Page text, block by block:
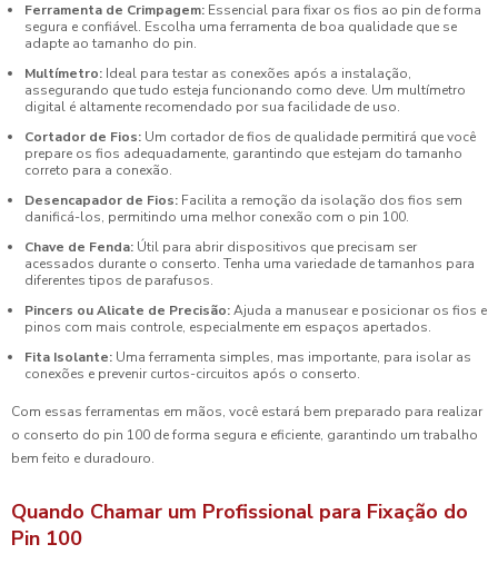
Ferramenta de Crimpagem: Essencial para fixar os fios ao pin de forma
segura e confiável. Escolha uma ferramenta de boa qualidade que se
adapte ao tamanho do pin.
Multímetro: Ideal para testar as conexões após a instalação,
assegurando que tudo esteja funcionando como deve. Um multímetro
digital é altamente recomendado por sua facilidade de uso.
Cortador de Fios: Um cortador de fios de qualidade permitirá que você
prepare os fios adequadamente, garantindo que estejam do tamanho
correto para a conexão.
Desencapador de Fios: Facilita a remoção da isolação dos fios sem
danificá-los, permitindo uma melhor conexão com o pin 100.
Chave de Fenda: Útil para abrir dispositivos que precisam ser
acessados durante o conserto. Tenha uma variedade de tamanhos para
diferentes tipos de parafusos.
Pincers ou Alicate de Precisão:Ajuda a manusear e posicionar os fios e
pinos com mais controle, especialmente em espaços apertados.
Fita Isolante: Uma ferramenta simples, mas importante, para isolar as
conexões e prevenir curtos-circuitos após o conserto.
Com essas ferramentas em mãos, você estará bem preparado para realizar
o conserto do pin 100 de forma segura e eficiente, garantindo um trabalho
bem feito e duradouro.
Quando Chamar um Profissional para Fixação do
Pin 100